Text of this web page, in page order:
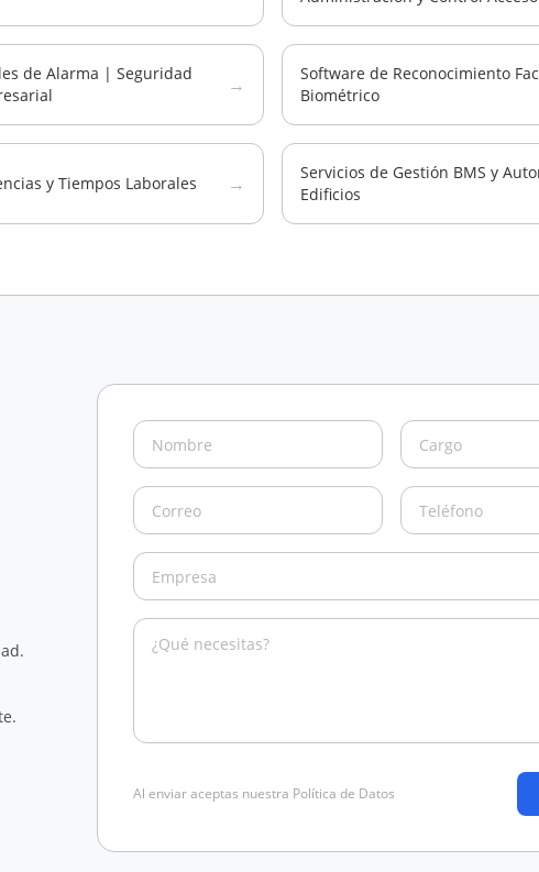
de Alarma | Seguridad
→
Software de Reconocimiento
Biométrico
y Tiempos Laborales →
Servicios de Gestión BMS y
Edificios
Al enviar aceptas nuestra Política de Datos